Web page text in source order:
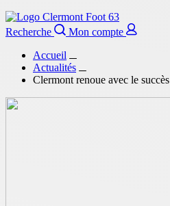
Recherche
Mon compte
Accueil
Actualités
Clermont renoue avec le succès